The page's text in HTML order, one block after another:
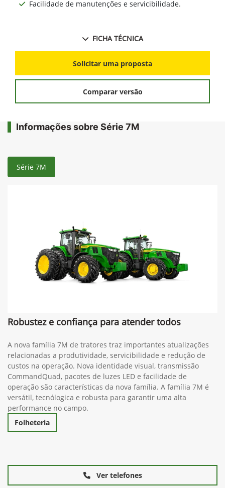
Facilidade de manutenções e servicibilidade.
FICHA TÉCNICA
Solicitar uma proposta
Comparar versão
Informações sobre Série 7M
Série 7M
Robustez e confiança para atender todos
A nova família 7M de tratores traz importantes atualizações
relacionadas a produtividade, servicibilidade e redução de
custos na operação. Nova identidade visual, transmissão
CommandQuad, pacotes de luzes LED e facilidade de
operação são características da nova família. A família 7M é
versátil, tecnólogica e robusta para garantir uma alta
performance no campo.
Folheteria
Ver telefones